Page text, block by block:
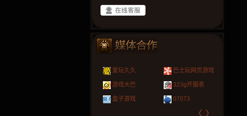
爱玩久久 巴士玩网页游戏
游戏大巴 323g开服表
盒子游戏 07073
〈 〉